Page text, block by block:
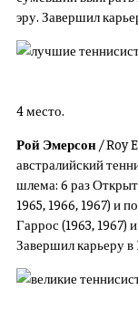
эру. Завершил
4 место.
Рой Эмерсон / Roy
австралийский
шлема: 6 раз
1965, 1966, 1967) и
Гаррос (1963,
Завершил карьеру в